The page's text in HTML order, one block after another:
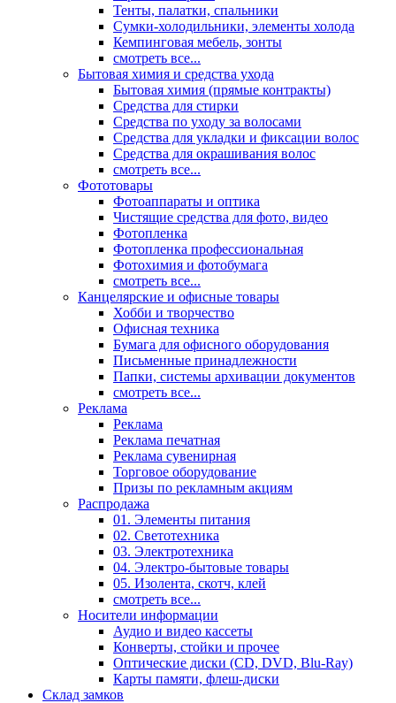
Тенты, палатки, спальники
Сумки-холодильники, элементы холода
Кемпинговая мебель, зонты
смотреть все...
Бытовая химия и средства ухода
Бытовая химия (прямые контракты)
Средства для стирки
Средства по уходу за волосами
Средства для укладки и фиксации волос
Средства для окрашивания волос
смотреть все...
Фототовары
Фотоаппараты и оптика
Чистящие средства для фото, видео
Фотопленка
Фотопленка профессиональная
Фотохимия и фотобумага
смотреть все...
Канцелярские и офисные товары
Хобби и творчество
Офисная техника
Бумага для офисного оборудования
Письменные принадлежности
Папки, системы архивации документов
смотреть все...
Реклама
Реклама
Реклама печатная
Реклама сувенирная
Торговое оборудование
Призы по рекламным акциям
Распродажа
01. Элементы питания
02. Светотехника
03. Электротехника
04. Электро-бытовые товары
05. Изолента, скотч, клей
смотреть все...
Носители информации
Аудио и видео кассеты
Конверты, стойки и прочее
Оптические диски (CD, DVD, Blu-Ray)
Карты памяти, флеш-диски
Склад замков